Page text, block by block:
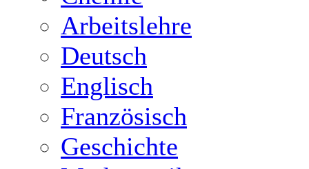
Arbeitslehre
Deutsch
Englisch
Französisch
Geschichte